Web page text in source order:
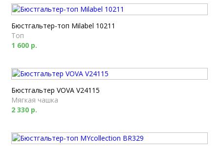
Бюстгальтер-топ Milabel 10211
Топ
1 600 р.
Бюстгальтер VOVA V24115
Мягкая чашка
2 330 р.